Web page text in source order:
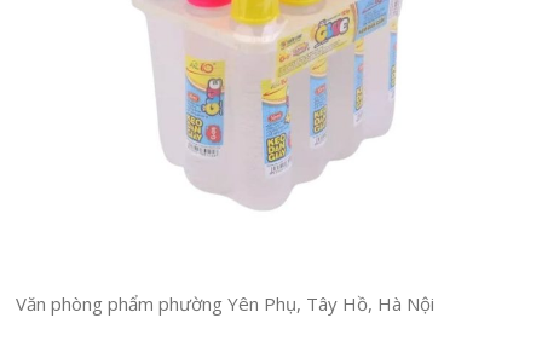
Văn phòng phẩm phường Yên Phụ, Tây Hồ, Hà Nội